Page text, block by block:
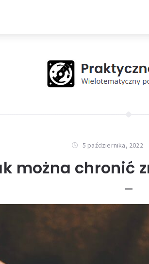
5 października, 2022
można chronić